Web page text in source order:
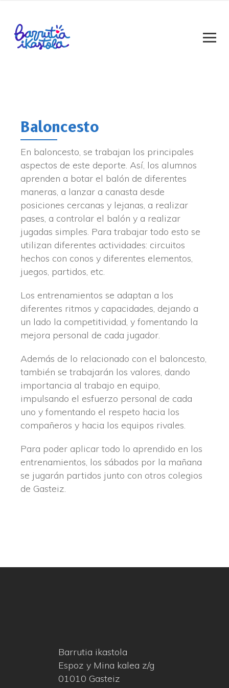
Baloncesto
En baloncesto, se trabajan los principales
aspectos de este deporte. Así, los alumnos
aprenden a botar el balón de diferentes
maneras, a lanzar a canasta desde
posiciones cercanas y lejanas, a realizar
pases, a controlar el balón y a realizar
jugadas simples. Para trabajar todo esto se
utilizan diferentes actividades: circuitos
hechos con conos y diferentes elementos,
juegos, partidos, etc.
Los entrenamientos se adaptan a los
diferentes ritmos y capacidades, dejando a
un lado la competitividad, y fomentando la
mejora personal de cada jugador.
Además de lo relacionado con el baloncesto,
también se trabajarán los valores, dando
importancia al trabajo en equipo,
impulsando el esfuerzo personal de cada
uno y fomentando el respeto hacia los
compañeros y hacia los equipos rivales.
Para poder aplicar todo lo aprendido en los
entrenamientos, los sábados por la mañana
se jugarán partidos junto con otros colegios
de Gasteiz.
Barrutia ikastola
Espoz y Mina kalea z/g
01010 Gasteiz